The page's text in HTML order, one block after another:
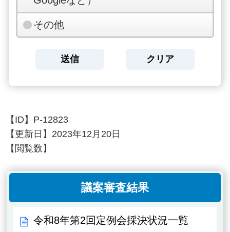
その他
【ID】 P-12823
【更新日】 2023年12月20日
【閲覧数】
議案審査結果
令和8年第2回定例会採決状況一覧